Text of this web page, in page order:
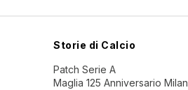
Storie di Calcio
Patch Serie A
Maglia 125 Anniversario Milan